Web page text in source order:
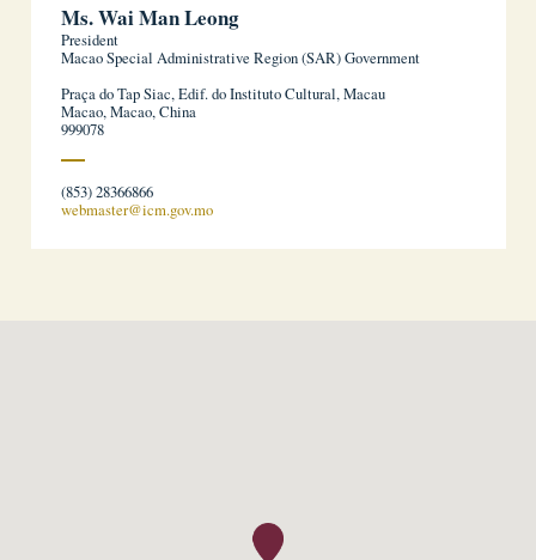
Ms. Wai Man Leong
President
Macao Special Administrative Region (SAR) Government
Praça do Tap Siac, Edif. do Instituto Cultural, Macau
Macao, Macao, China
999078
(853) 28366866
webmaster@icm.gov.mo